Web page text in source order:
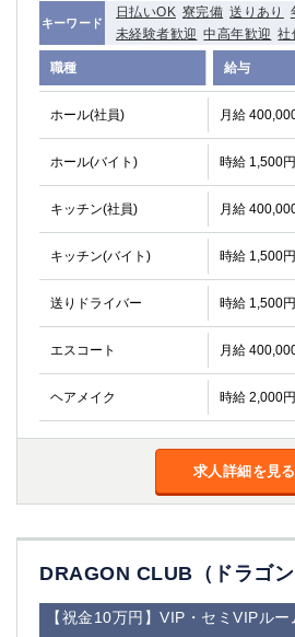
キーワード
日払いOK 寮完備 送りあり
未経験者歓迎 中高年歓迎 社
職種 給与
ホール(社員) 月給
ホール(バイト) 時給 1,500
キッチン(社員) 月給
キッチン(バイト) 時給 1,500
送りドライバー 時給 1,500
エスコート 月給
ヘアメイク 時給 2,000
求人詳細を見る
DRAGON CLUB（ドラゴン
【祝金10万円】VIP・セミVIPル